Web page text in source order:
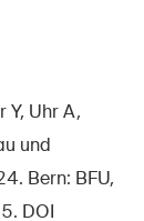
Y, Uhr A,
und
Bern: BFU,
DOI